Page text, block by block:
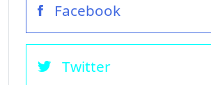
Facebook
Twitter